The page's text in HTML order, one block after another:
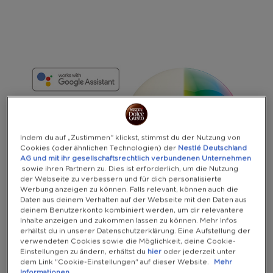
changed
successfully!
Indem du auf „Zustimmen“ klickst, stimmst du der Nutzung von
Cookies (oder ähnlichen Technologien) der Nestlé Deutschland
AG und mit ihr gesellschaftsrechtlich verbundenen Unternehmen
sowie ihren Partnern zu. Dies ist erforderlich, um die Nutzung
der Webseite zu verbessern und für dich personalisierte
Werbung anzeigen zu können. Falls relevant, können auch die
Daten aus deinem Verhalten auf der Webseite mit den Daten aus
deinem Benutzerkonto kombiniert werden, um dir relevantere
Inhalte anzeigen und zukommen lassen zu können. Mehr Infos
erhältst du in unserer Datenschutzerklärung. Eine Aufstellung der
verwendeten Cookies sowie die Möglichkeit, deine Cookie-
Einstellungen zu ändern, erhältst du hier oder jederzeit unter
dem Link "Cookie-Einstellungen" auf dieser Website.
Mehr